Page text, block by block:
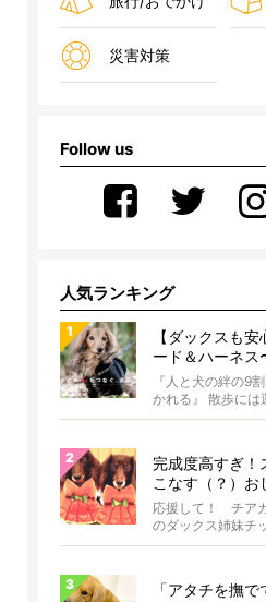
災害対策
Follow us
人気ランキング
【ダックスも
ード＆ハーネス
9割は散歩によ
WOLFGANG
『人と犬の絆の9
かれる』 散歩には
犬とオーナーの絆
完成度高すぎ！
こなす（？）お
スがもはやアイ
応援して！ チア
のダックス姉妹チ
お揃いのスイカド
「アタチを撫